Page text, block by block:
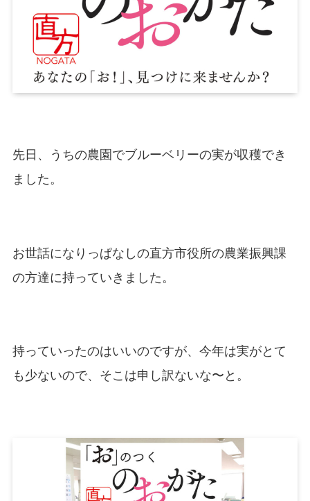
先日、うちの農園でブルーベリーの実が収穫でき
ました。
お世話になりっぱなしの直方市役所の農業振興課
の方達に持っていきました。
持っていったのはいいのですが、今年は実がとて
も少ないので、そこは申し訳ないな〜と。